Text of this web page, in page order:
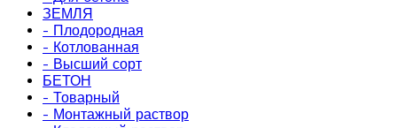
ЗЕМЛЯ
- Плодородная
- Котлованная
- Высший сорт
БЕТОН
- Товарный
- Монтажный раствор